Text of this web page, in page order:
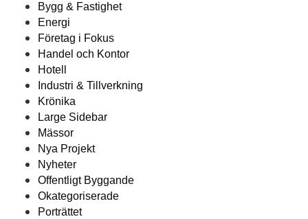
Bygg & Fastighet
Energi
Företag i Fokus
Handel och Kontor
Hotell
Industri & Tillverkning
Krönika
Large Sidebar
Mässor
Nya Projekt
Nyheter
Offentligt Byggande
Okategoriserade
Porträttet